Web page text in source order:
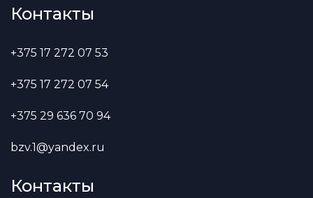
Контакты
+375 17 272 07 53
+375 17 272 07 54
+375 29 636 70 94
bzv.1@yandex.ru
Контакты